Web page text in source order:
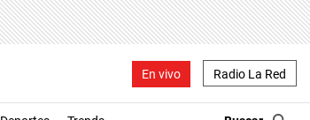
En vivo Radio La Red